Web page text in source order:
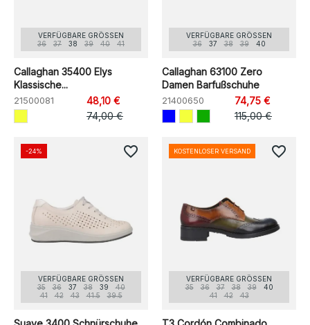
VERFÜGBARE GRÖSSEN
36
37 38 39 40 41
Callaghan 35400 Elys
Klassische...
21500081
48,10 €
74,00 €
VERFÜGBARE GRÖSSEN
36
37 38 39 40
Callaghan 63100 Zero
Damen Barfußschuhe
21400650
74,75 €
115,00 €
VERFÜGBARE GRÖSSEN
35
36 37 38 39
40
41
42 43 41.5 39.5
-24% favorite_border
VERFÜGBARE GRÖSSEN
35
36 37 38 39
40
41
42 43
KOSTENLOSER VERSAND favorite_border